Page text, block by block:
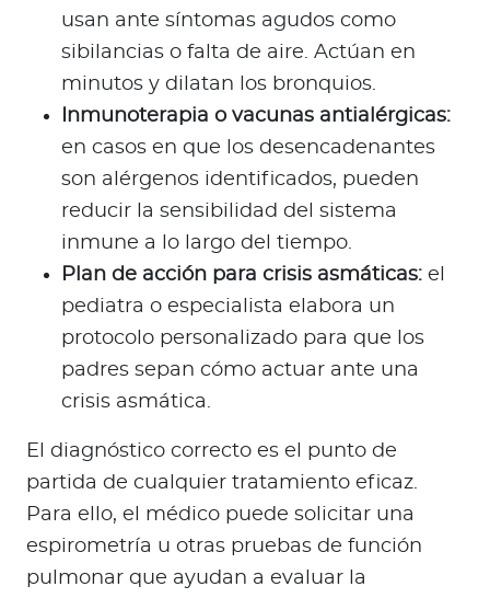
usan ante síntomas agudos como
sibilancias o falta de aire. Actúan en
minutos y dilatan los bronquios.
Inmunoterapia o vacunas antialérgicas:
en casos en que los desencadenantes
son alérgenos identificados, pueden
reducir la sensibilidad del sistema
inmune a lo largo del tiempo.
Plan de acción para crisis asmáticas: el
pediatra o especialista elabora un
protocolo personalizado para que los
padres sepan cómo actuar ante una
crisis asmática.
El diagnóstico correcto es el punto de
partida de cualquier tratamiento eficaz.
Para ello, el médico puede solicitar una
espirometría u otras pruebas de función
pulmonar que ayudan a evaluar la